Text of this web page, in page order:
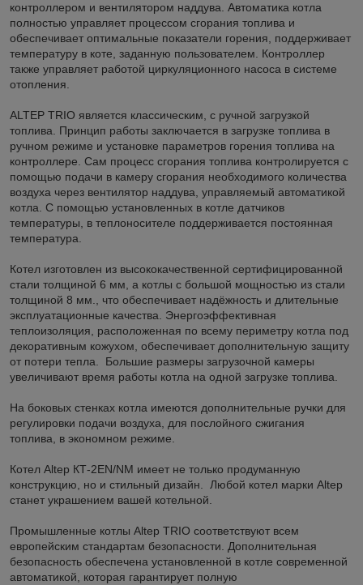
контроллером и вентилятором наддува. Автоматика котла
полностью управляет процессом сгорания топлива и
обеспечивает оптимальные показатели горения, поддерживает
температуру в коте, заданную пользователем. Контроллер
также управляет работой циркуляционного насоса в системе
отопления.
ALTEP TRIO является классическим, с ручной загрузкой
топлива. Принцип работы заключается в загрузке топлива в
ручном режиме и установке параметров горения топлива на
контроллере. Сам процесс сгорания топлива контролируется с
помощью подачи в камеру сгорания необходимого количества
воздуха через вентилятор наддува, управляемый автоматикой
котла. С помощью установленных в котле датчиков
температуры, в теплоносителе поддерживается постоянная
температура.
Котел изготовлен из высококачественной сертифицированной
стали толщиной 6 мм, а котлы с большой мощностью из стали
толщиной 8 мм., что обеспечивает надёжность и длительные
эксплуатационные качества. Энергоэффективная
теплоизоляция, расположенная по всему периметру котла под
декоративным кожухом, обеспечивает дополнительную защиту
от потери тепла. Большие размеры загрузочной камеры
увеличивают время работы котла на одной загрузке топлива.
На боковых стенках котла имеются дополнительные ручки для
регулировки подачи воздуха, для послойного сжигания
топлива, в экономном режиме.
Котел Altep КТ-2ЕN/NM имеет не только продуманную
конструкцию, но и стильный дизайн. Любой котел марки Altep
станет украшением вашей котельной.
Промышленные котлы Altep TRIO соответствуют всем
европейским стандартам безопасности. Дополнительная
безопасность обеспечена установленной в котле современной
автоматикой, которая гарантирует полную